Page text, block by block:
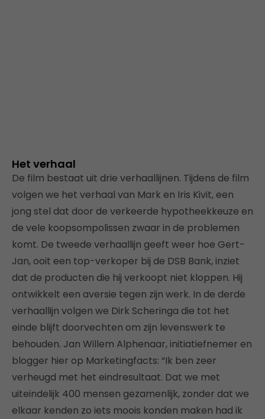
Het verhaal
De film bestaat uit drie verhaallijnen. Tijdens de film
volgen we het verhaal van Mark en Iris Kivit, een
jong stel dat door de verkeerde hypotheekkeuze en
de vele koopsompolissen zwaar in de problemen
komt. De tweede verhaallijn geeft weer hoe Gert-
Jan, ooit een top-verkoper bij de DSB Bank, inziet
dat de producten die hij verkoopt niet kloppen. Hij
ontwikkelt een aversie tegen zijn werk. In de derde
verhaallijn volgen we Dirk Scheringa die tot het
einde blijft doorvechten om zijn levenswerk te
behouden. Jan Willem Alphenaar, initiatiefnemer en
blogger hier op Marketingfacts: “Ik ben zeer
verheugd met het eindresultaat. Dat we met
uiteindelijk 400 mensen gezamenlijk, zonder dat we
elkaar kenden zo iets moois konden maken had ik